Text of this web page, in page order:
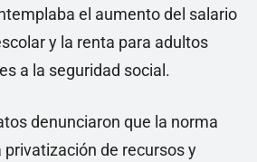
el aumento del salario
y la renta para adultos
a la seguridad social.
denunciaron que la norma
privatización de recursos y